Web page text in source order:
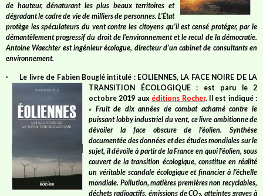
de hauteur, dénaturant les plus beaux territoires et
dégradant le cadre de vie de milliers de personnes. L’État
protège les spéculateurs du vent contre les citoyens qu’il est censé protéger, par le
démantèlement progressif du droit de l’environnement et le recul de la démocratie.
Antoine Waechter est ingénieur écologue, directeur d’un cabinet de consultants en
environnement.
· Le livre de Fabien Bougléintitulé : EOLIENNES, LA FACE NOIRE DE LA
TRANSITION ÉCOLOGIQUE :
est paru le 2
octobre 2019 aux éditions Rocher. Il est indiqué :
« Fruit de dix années de combat acharné contre le
puissant lobby industriel du vent, ce livre ambitionne de
dévoiler la face obscure de l’éolien. Synthèse
documentée des données et des études mondiales sur le
sujet, il dévoile à partir de la France en quoi l’éolien, sous
couvert de la transition écologique, constitue en réalité
un véritable scandale écologique et financier à l’échelle
mondiale. Pollution, matières premières non recyclables,
déchets radioactifs, émissions de CO , atteintes graves à